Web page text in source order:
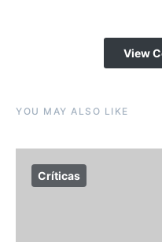
View
YOU MAY ALSO LIKE
Críticas